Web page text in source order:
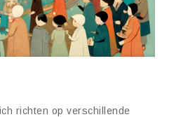
richten op verschillende